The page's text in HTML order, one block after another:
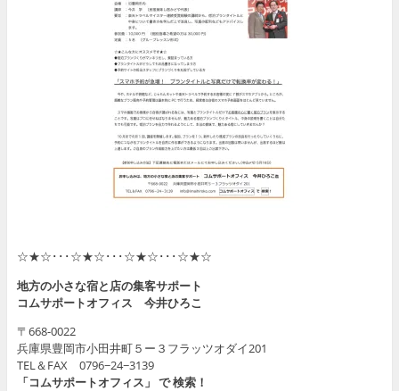
☆★☆･･･☆★☆･･･☆★☆･･･☆★☆
地方の小さな宿と店の集客サポート
コムサポートオフィス 今井ひろこ
〒668-0022
兵庫県豊岡市小田井町５ー３フラッツオダイ201
TEL＆FAX 0796−24−3139
「コムサポートオフィス」 で 検索！